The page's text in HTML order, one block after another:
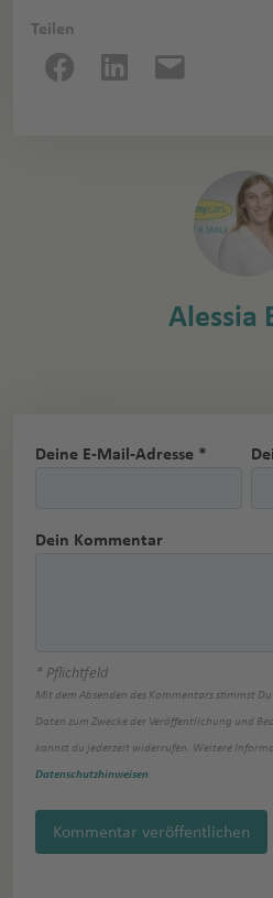
Teilen
Alessia
Deine E-Mail-Adresse *
Dein Kommentar
* Pflichtfeld
Mit dem Absenden des Kommentars stimmst
Daten zum Zwecke der Veröffentlichung und
kannst du jederzeit widerrufen. Weitere
Datenschutzhinweisen
Kommentar veröffentlichen